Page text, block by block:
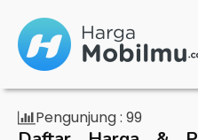
Pengunjung : 99